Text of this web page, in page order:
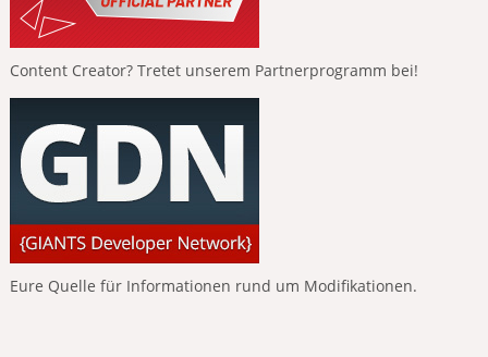
Content Creator? Tretet unserem Partnerprogramm bei!
Eure Quelle für Informationen rund um Modifikationen.